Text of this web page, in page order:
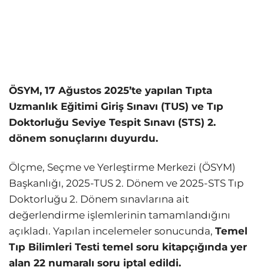
ÖSYM, 17 Ağustos 2025’te yapılan Tıpta
Uzmanlık Eğitimi Giriş Sınavı (TUS) ve Tıp
Doktorluğu Seviye Tespit Sınavı (STS) 2.
dönem sonuçlarını duyurdu.
Ölçme, Seçme ve Yerleştirme Merkezi (ÖSYM)
Başkanlığı, 2025-TUS 2. Dönem ve 2025-STS Tıp
Doktorluğu 2. Dönem sınavlarına ait
değerlendirme işlemlerinin tamamlandığını
açıkladı. Yapılan incelemeler sonucunda, Temel
Tıp Bilimleri Testi temel soru kitapçığında yer
alan 22 numaralı soru iptal edildi.